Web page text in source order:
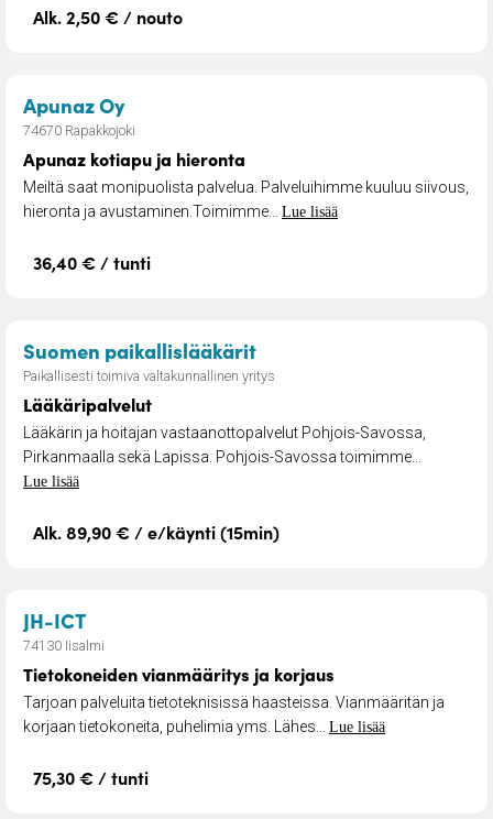
Alk. 2,50 € / nouto
Apunaz Oy– Apunaz kotiapu ja hieronta
74670 Rapakkojoki
Apunaz kotiapu ja hieronta
Meiltä saat monipuolista palvelua. Palveluihimme kuuluu siivous,
hieronta ja avustaminen.Toimimme... Lue lisää
36,40 € / tunti
Suomen paikallislääkärit– Lääkäripalvelut
Paikallisesti toimiva valtakunnallinen yritys
Lääkäripalvelut
Lääkärin ja hoitajan vastaanottopalvelut Pohjois-Savossa,
Pirkanmaalla sekä Lapissa. Pohjois-Savossa toimimme...
Lue lisää
Alk. 89,90 € / e/käynti (15min)
JH-ICT– Tietokoneiden vianmääritys ja korjaus
74130 Iisalmi
Tietokoneiden vianmääritys ja korjaus
Tarjoan palveluita tietoteknisissä haasteissa. Vianmääritän ja
korjaan tietokoneita, puhelimia yms. Lähes... Lue lisää
75,30 € / tunti